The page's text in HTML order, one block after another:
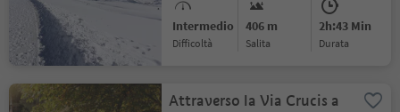
Intermedio
Difficoltà
406 m
Salita
2h:43 Min
durata
Attraverso la Via Crucis a